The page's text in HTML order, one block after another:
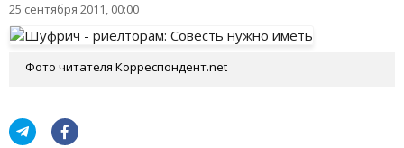
25 сентября 2011, 00:00
Фото читателя Корреспондент.net